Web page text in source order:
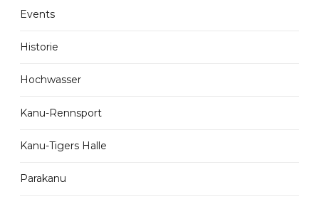
Events
Historie
Hochwasser
Kanu-Rennsport
Kanu-Tigers Halle
Parakanu